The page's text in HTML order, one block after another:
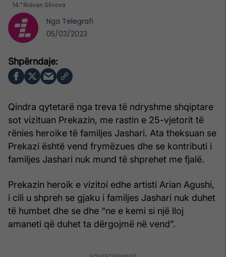
14:"Ridvan Slivova
Qindra qytetarë nga treva të ndryshme shqiptare
sot vizituan Prekazin, me rastin e 25-vjetorit të
rënies heroike të familjes Jashari. Ata theksuan se
Prekazi është vend frymëzues dhe se kontributi i
familjes Jashari nuk mund të shprehet me fjalë.
Prekazin heroik e vizitoi edhe artisti Arian Agushi,
i cili u shpreh se gjaku i familjes Jashari nuk duhet
të humbet dhe se dhe “ne e kemi si një lloj
amaneti që duhet ta dërgojmë në vend”.
Nga Telegrafi
05/03/2023